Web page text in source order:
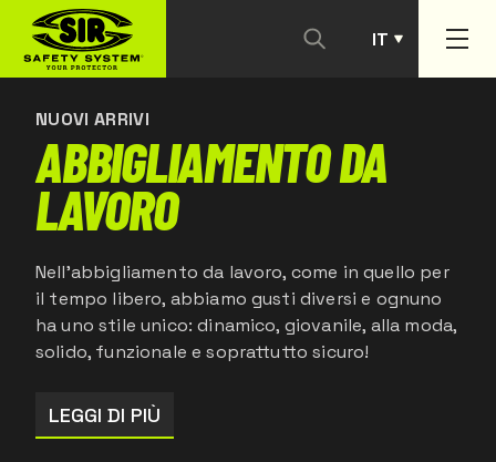
IT
PT
NUOVI ARRIVI
ABBIGLIAMENTO DA
LAVORO
Nell'abbigliamento da lavoro, come in quello per
il tempo libero, abbiamo gusti diversi e ognuno
ha uno stile unico: dinamico, giovanile, alla moda,
solido, funzionale e soprattutto sicuro!
LEGGI DI PIÙ
CONTATTACI